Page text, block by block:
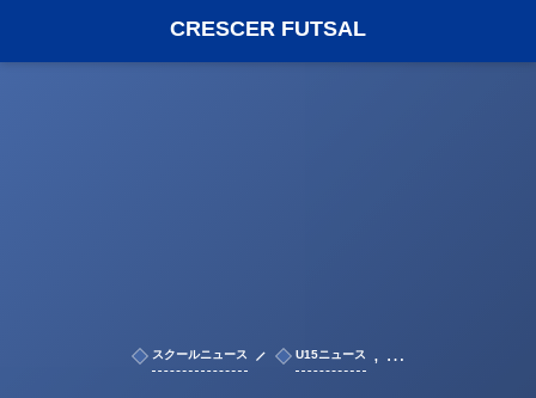
CRESCER FUTSAL
スクールニュース U15ニュース , …